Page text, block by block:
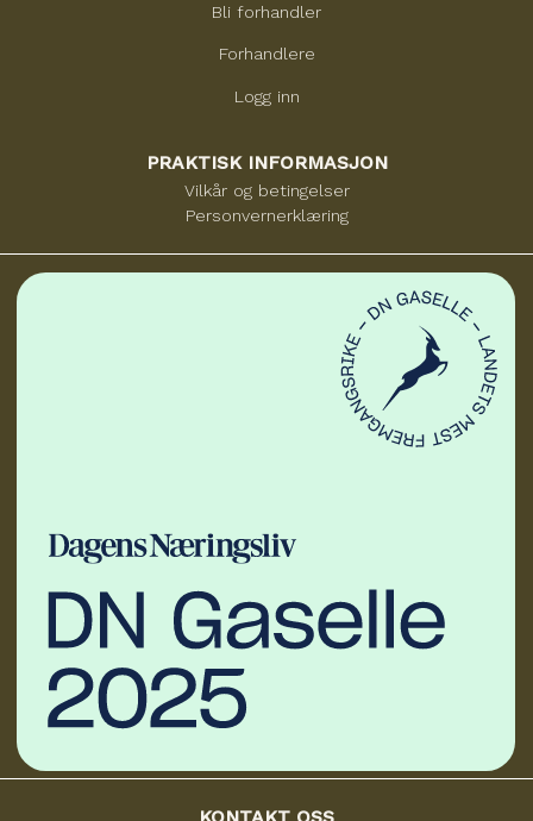
Bli forhandler
Forhandlere
Logg inn
PRAKTISK INFORMASJON
Vilkår og betingelser
Personvernerklæring